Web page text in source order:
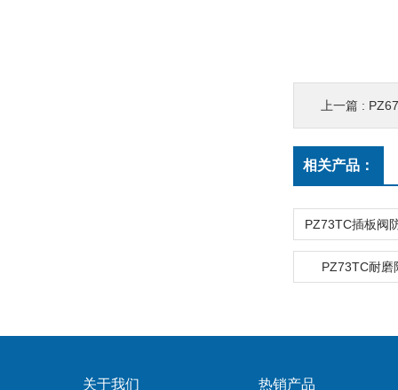
上一篇 :
相关产品：
PZ73TC耐磨
关于我们 热销产品